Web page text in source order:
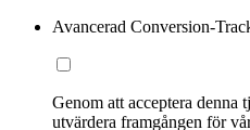
Avancerad Conversion-
Genom att acceptera denna
utvärdera framgången för